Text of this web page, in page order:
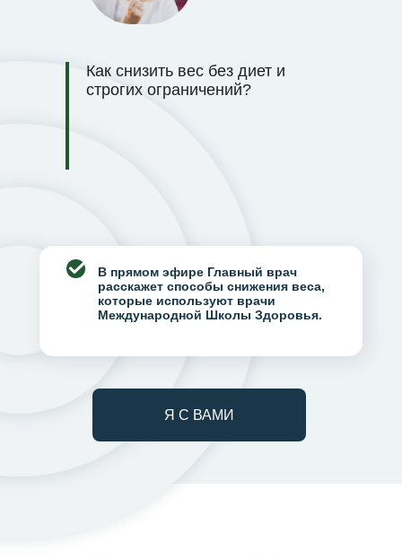
Как снизить вес без диет и
строгих ограничений?
В прямом эфире Главный врач
расскажет способы снижения веса,
которые используют врачи
Международной Школы Здоровья.
Я С ВАМИ